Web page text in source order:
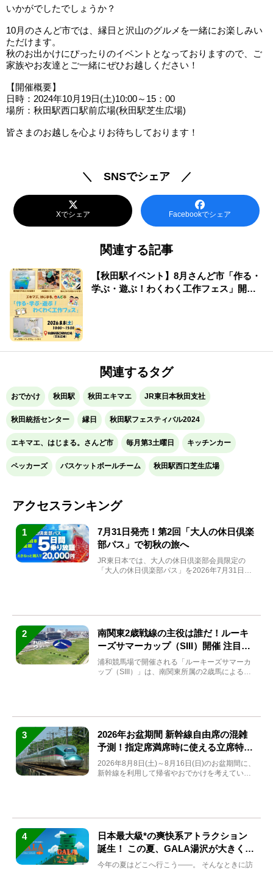
いかがでしたでしょうか？
10月のさんど市では、縁日と沢山のグルメを一緒にお楽しみい
ただけます。
秋のお出かけにぴったりのイベントとなっておりますので、ご
家族やお友達とご一緒にぜひお越しください！
【開催概要】
日時：2024年10月19日(土)10:00～15：00
場所：秋田駅西口駅前広場(秋田駅芝生広場)
皆さまのお越しを心よりお待ちしております！
＼ SNSでシェア ／
Xでシェア Facebookでシェア
関連する記事
【秋田駅イベント】8月さんど市「作る・
学ぶ・遊ぶ！わくわく工作フェス」開
関連するタグ
おでかけ 秋田駅 秋田エキマエ JR東日本秋田支社
秋田統括センター 縁日 秋田駅フェスティバル2024
エキマエ、はじまる。さんど市 毎月第3土曜日 キッチンカー
ペッカーズ バスケットボールチーム 秋田駅西口芝生広場
アクセスランキング
1
7月31日発売！第2回「大人の休日倶楽
部パス」で初秋の旅へ
JR東日本では、大人の休日倶楽部会員限定の
「大人の休日倶楽部パス」を2026年7月31日
2
南関東2歳戦線の主役は誰だ！ルーキ
ーズサマーカップ（SIII）開催 注目馬
と見どころをチェック
浦和競馬場で開催される「ルーキーズサマーカ
ップ（SIII）」は、南関東所属の2歳馬による注
3
2026年お盆期間 新幹線自由席の混雑
予測！指定席満席時に使える立席特急
券も解説
2026年8月8日(土)～8月16日(日)のお盆期間に、
新幹線を利用して帰省やおでかけを考えている
4
日本最大級*の爽快系アトラクション
誕生！ この夏、GALA湯沢が大きく生
まれ変わる
今年の夏はどこへ行こう――。 そんなときに訪